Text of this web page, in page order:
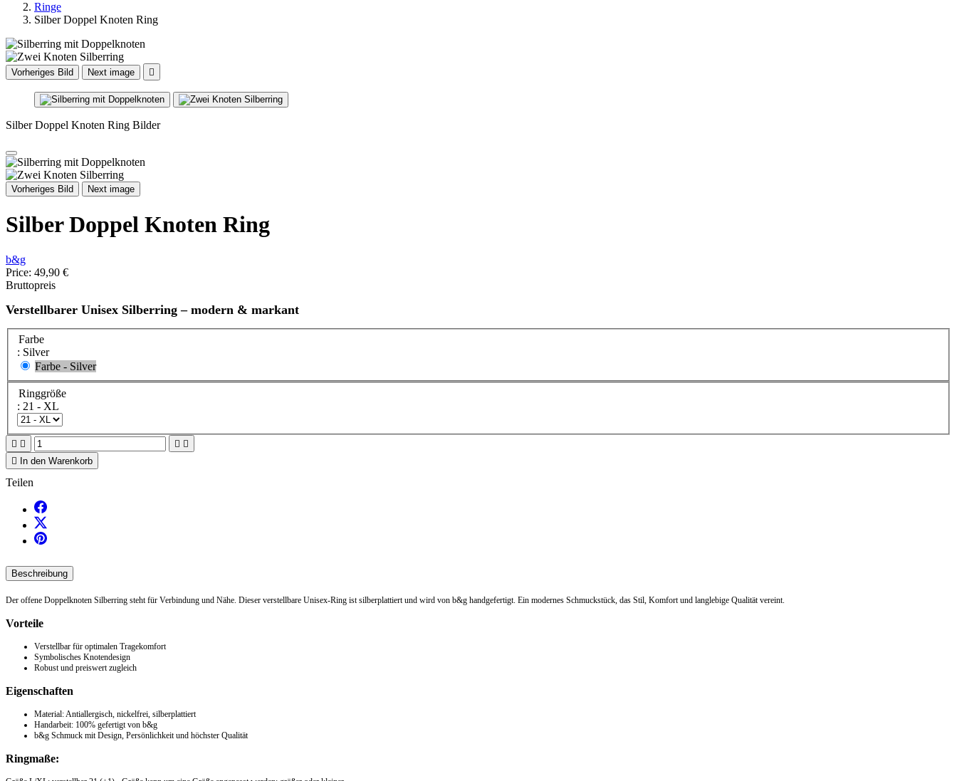
Ringe
Silber Doppel Knoten Ring
Vorheriges Bild Next image 
Silber Doppel Knoten Ring Bilder
Vorheriges Bild Next image
Silber Doppel Knoten Ring
b&g
Price: 49,90 €
Bruttopreis
Verstellbarer Unisex Silberring – modern & markant
Farbe
: Silver
Farbe - Silver
Ringgröße
: 21 - XL
   

In den Warenkorb
Teilen
Beschreibung
Der offene Doppelknoten Silberring steht für Verbindung und Nähe. Dieser verstellbare Unisex-Ring ist silberplattiert und wird von b&g handgefertigt. Ein modernes Schmuckstück, das Stil, Komfort und langlebige Qualität vereint.
Vorteile
Verstellbar für optimalen Tragekomfort
Symbolisches Knotendesign
Robust und preiswert zugleich
Eigenschaften
Material: Antiallergisch, nickelfrei, silberplattiert
Handarbeit: 100% gefertigt von b&g
b&g Schmuck mit Design, Persönlichkeit und höchster Qualität
Ringmaße: